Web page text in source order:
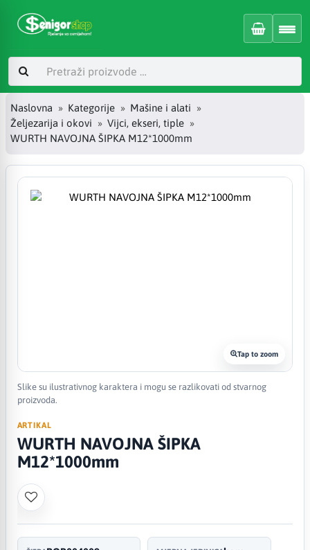
Naslovna Kategorije
Mašine i alati
Željezarija i okovi
Vijci, ekseri, tiple
WURTH NAVOJNA ŠIPKA M12*1000mm
Tap to zoom
Slike su ilustrativnog karaktera i mogu se razlikovati od stvarnog
proizvoda.
ARTIKAL
WURTH NAVOJNA ŠIPKA
M12*1000mm